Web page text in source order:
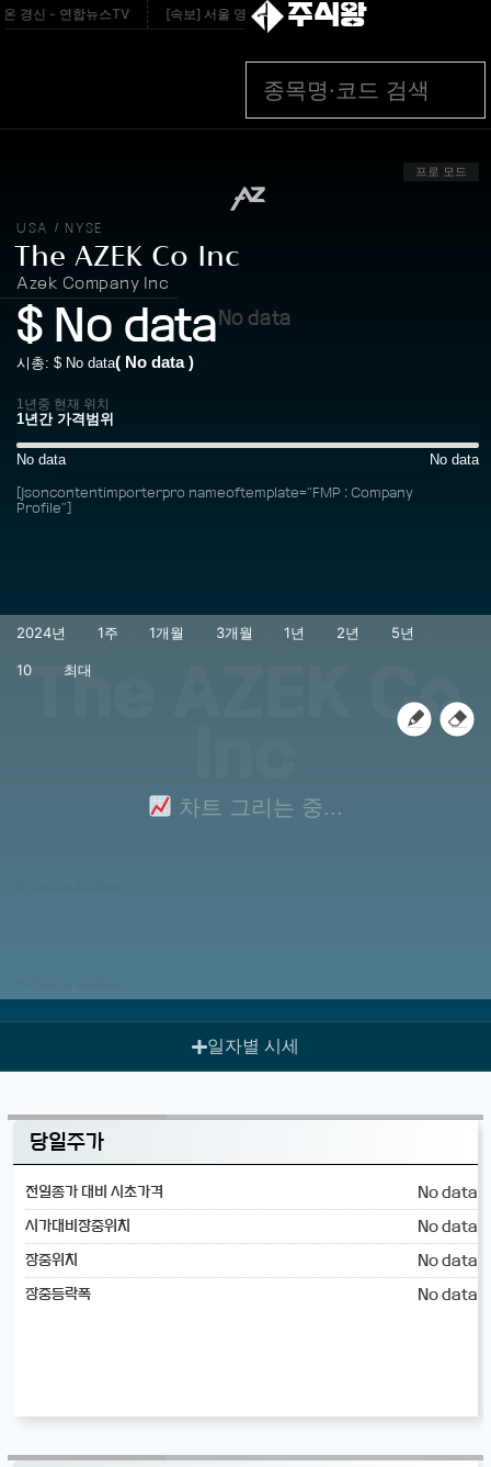
경신 - 연합뉴스TV [속보] 서울 영등포구 40도 찍었다...금요일 폭염 ‘절정’ -
주식왕
프로 모드
USA / NYSE
The AZEK Co Inc
Azek Company Inc
$ No dataNo data
시총: $ No data( No data)
1년중 현재 위치
No data No data
[jsoncontentimporterpro nameoftemplate="FMP : Company
Profile"]
The AZEK Co
차트 그리는 중...
일자별 시세
당일주가
전일종가 대비 시초가격 No data
시가대비장중위치 No data
장중위치 No data
장중등락폭 No data